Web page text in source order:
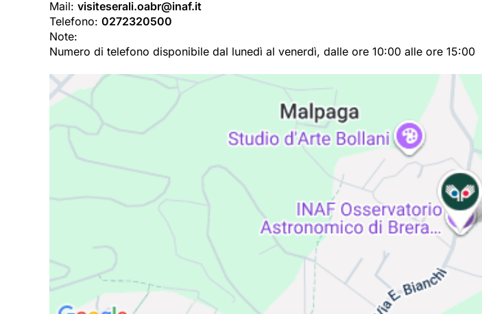
Mail: visiteserali.oabr@inaf.it
Telefono: 0272320500
Note:
Numero di telefono disponibile dal lunedì al venerdì, dalle ore 10:00 alle ore 15:00